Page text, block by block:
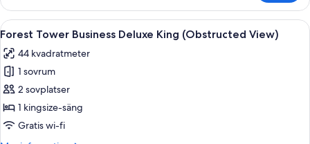
Tower
Lake
Deluxe
Queen
Öppna
alla
foton
för
Forest
Tower
Business
Duntäcken, minibar,
6
Forest Tower Business Deluxe King (Obstructed View)
44 kvadratmeter
1 sovrum
2 sovplatser
1 kingsize-säng
Gratis wi-fi